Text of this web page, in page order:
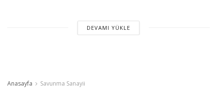
DEVAMI YÜKLE
Anasayfa Savunma Sanayii